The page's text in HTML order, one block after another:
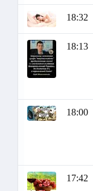
18:32
18:13
18:00
17:42